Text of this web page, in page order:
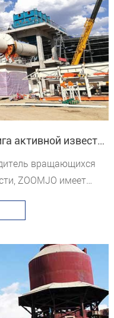
Вращающаяся печь для обжига активной извести экспортирована в Египет
вращающихся
ZOOMJO имеет